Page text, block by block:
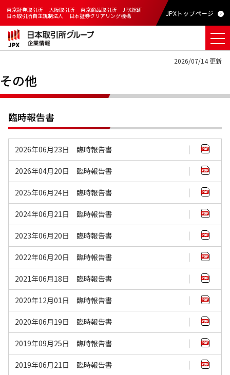
東京証券取引所 大阪取引所 東京商品取引所
JPX総研
日本取引所自主規制法人
日本証券クリアリング機構 JPXトップページ
2026/07/14 更新
その他
臨時報告書
2026年06月23日 臨時報告書
2026年04月20日 臨時報告書
2025年06月24日 臨時報告書
2024年06月21日 臨時報告書
2023年06月20日 臨時報告書
2022年06月20日 臨時報告書
2021年06月18日 臨時報告書
2020年12月01日 臨時報告書
2020年06月19日 臨時報告書
2019年09月25日 臨時報告書
2019年06月21日 臨時報告書